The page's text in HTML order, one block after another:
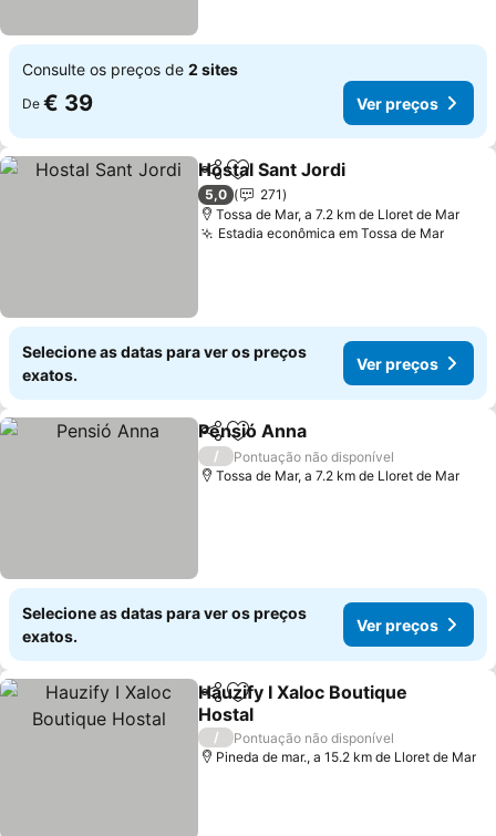
Consulte os preços de 2 sites
De € 39 Ver preços
PartilharAdicionar aos favoritos
Hostal Sant Jordi
5,0
271
Tossa de Mar, a 7.2 km de Lloret de Mar
Estadia econômica em Tossa de MarVer
Selecione as datas para ver os preços
exatos.
Ver preços
PartilharAdicionar aos favoritos
Pensió Anna
/
Pontuação não disponível
Tossa de Mar, a 7.2 km de Lloret de Mar
Selecione as datas para ver os preços
exatos.
Ver preços
PartilharAdicionar aos favoritos
Hauzify I Xaloc Boutique
Hostal
Ver preços
/
Pontuação não disponível
Pineda de mar., a 15.2 km de Lloret de Mar